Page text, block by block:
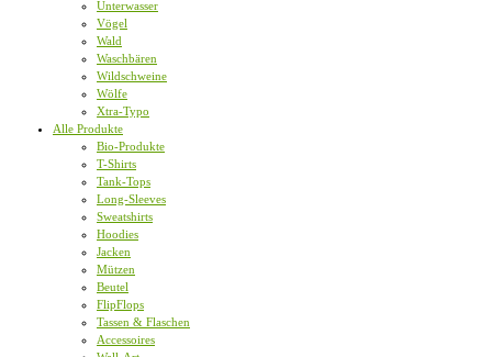
Unterwasser
Vögel
Wald
Waschbären
Wildschweine
Wölfe
Xtra-Typo
Alle Produkte
Bio-Produkte
T-Shirts
Tank-Tops
Long-Sleeves
Sweatshirts
Hoodies
Jacken
Mützen
Beutel
FlipFlops
Tassen & Flaschen
Accessoires